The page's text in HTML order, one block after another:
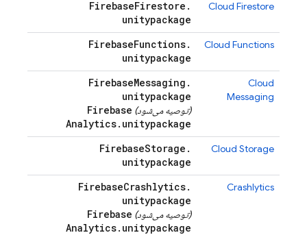
Cloud Firestore
FirebaseFirestore .
unitypackage
Cloud Functions
FirebaseFunctions.
unitypackage
Cloud
Messaging
FirebaseMessaging .
unitypackage
(توصیه می‌شود) Firebase
Analytics. unitypackage
Cloud Storage
FirebaseStorage .
unitypackage
Crashlytics
FirebaseCrashlytics.
unitypackage
(توصیه می‌شود) Firebase
Analytics. unitypackage